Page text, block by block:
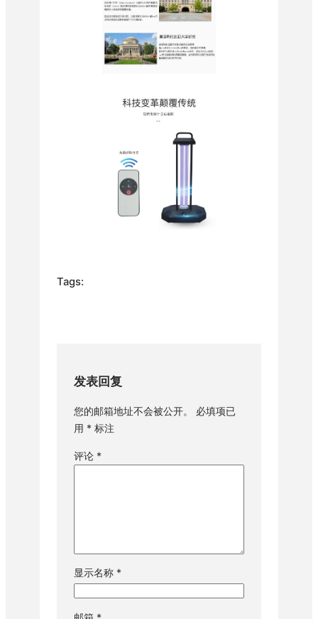
Tags:
发表回复
您的邮箱地址不会被公开。
必填项已
用 * 标注
评论 *
显示名称 *